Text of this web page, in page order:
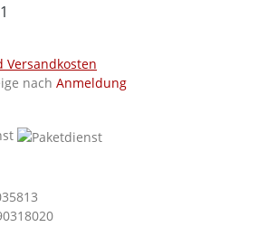
Versandkosten
nach Anmeldung